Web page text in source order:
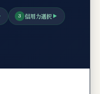
）：信用保証協会移
）：銀行プロパー融
3 信用力選択 ▶